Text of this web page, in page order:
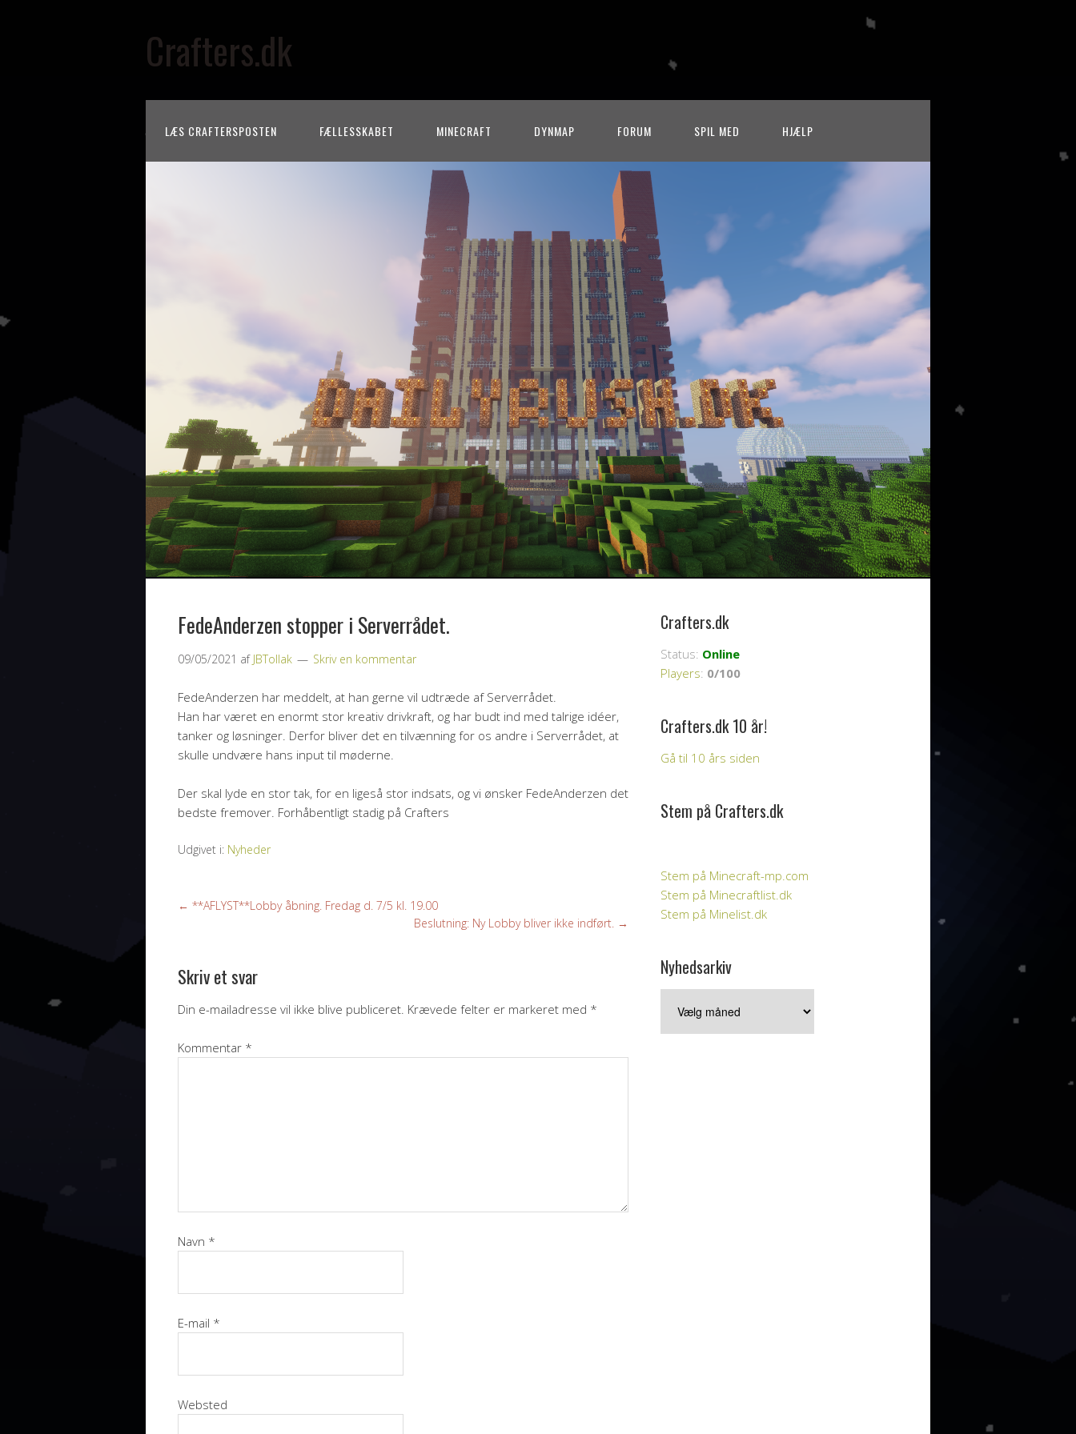
Crafters.dk
LÆS CRAFTERSPOSTEN FÆLLESSKABET MINECRAFT DYNMAP FORUM SPIL MED HJÆLP
FedeAnderzen stopper i Serverrådet.
09/05/2021 af JBTollak Skriv en kommentar
FedeAnderzen har meddelt, at han gerne vil udtræde af Serverrådet.
Han har været en enormt stor kreativ drivkraft, og har budt ind med talrige idéer,
tanker og løsninger. Derfor bliver det en tilvænning for os andre i Serverrådet, at
skulle undvære hans input til møderne.
Der skal lyde en stor tak, for en ligeså stor indsats, og vi ønsker FedeAnderzen det
bedste fremover. Forhåbentligt stadig på Crafters
Udgivet i: Nyheder
← **AFLYST**Lobby åbning. Fredag d. 7/5 kl. 19.00
Beslutning: Ny Lobby bliver ikke indført. →
Skriv et svar
Din e-mailadresse vil ikke blive publiceret. Krævede felter er markeret med *
Kommentar *
Navn *
E-mail *
Websted
Crafters.dk
Status: Online
Players: 0/100
Crafters.dk 10 år!
Gå til 10 års siden
Stem på Crafters.dk
Stem på Minecraft-mp.com
Stem på Minecraftlist.dk
Stem på Minelist.dk
Nyhedsarkiv